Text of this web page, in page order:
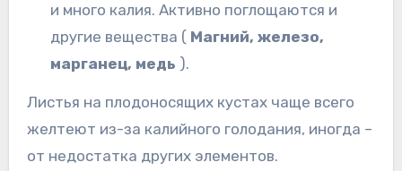
и много калия. Активно поглощаются и
другие вещества ( Магний, железо,
марганец, медь ).
Листья на плодоносящих кустах чаще всего
желтеют из-за калийного голодания, иногда –
от недостатка других элементов.